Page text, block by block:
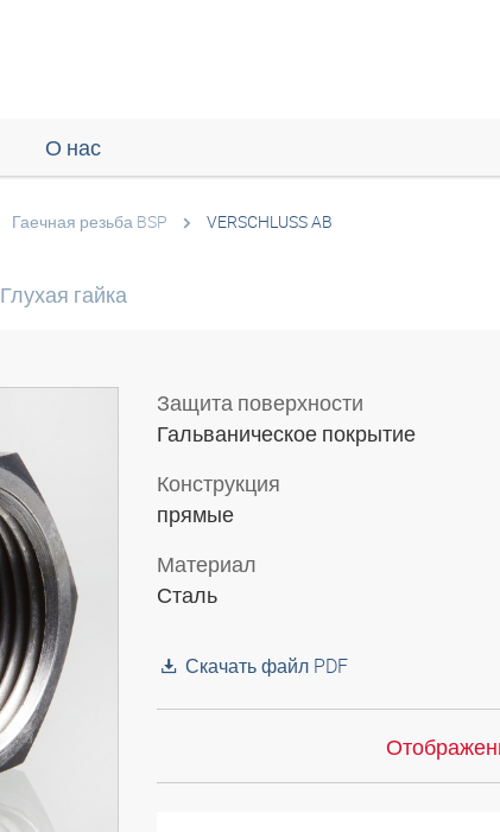
О нас
Гаечная резьба BSP VERSCHLUSS AB
Глухая гайка
Защита поверхности
Гальваническое покрытие
Конструкция
прямые
Материал
Сталь
Скачать файл PDF